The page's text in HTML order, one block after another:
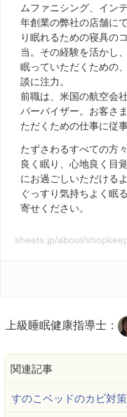
ムファニシング、イン
年創業の弊社の店舗に
り眠れるための寝具の
当。その経験を活かし
眠っていただくための
談に注力。
前職は、米国の航空会
パーバイザー。お客さ
ただくための仕事に従事
たずさわるすべての方
良く眠り、心地良く目
にお過ごしいただける
ぐっすり気持ちよく眠
寄せください。
sheets.jp/about/
上級睡眠健康指導士：
関連記事
すのこベッドのカビ対